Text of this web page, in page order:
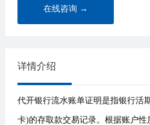
在线咨询 →
详情介绍
代开银行流水账单证明是指银行活
卡)的存取款交易记录。根据账户